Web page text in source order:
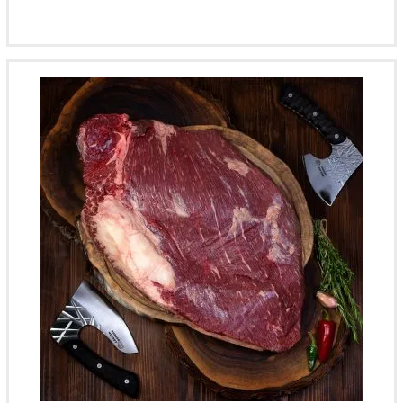
можно
выбрать
на
странице
товара.